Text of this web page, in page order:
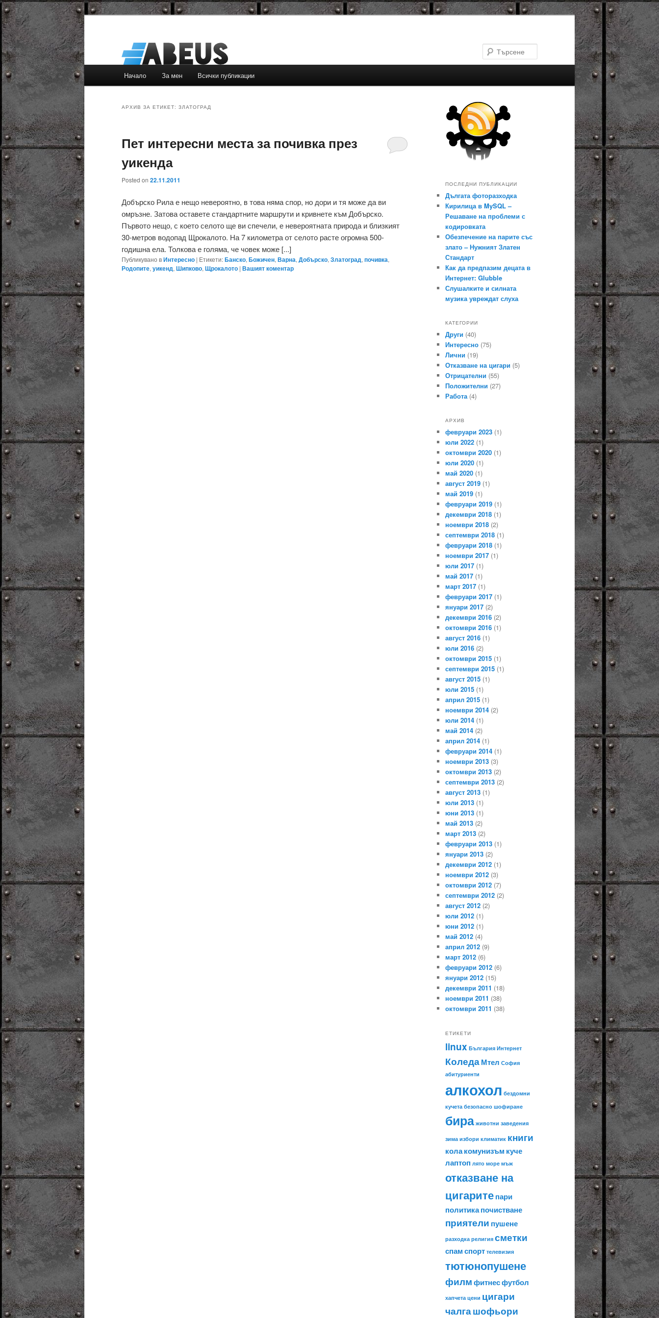
Към
Към
Начало За мен Всички публикации
АРХИВ ЗА ЕТИКЕТ: ЗЛАТОГРАД
Пет интересни места за почивка през
уикенда
Posted on 22.11.2011
Добърско Рила е нещо невероятно, в това няма спор, но дори и тя може да ви
омръзне. Затова oставете стандартните маршрути и кривнете към Добърско.
Първото нещо, с което селото ще ви спечели, е невероятната природа и близкият
30-метров водопад Щрокалото. На 7 километра от селото расте огромна 500-
годишна ела. Толкова е голяма, че човек може [...]
Публикувано вИнтересно | Етикети:Банско, Божичен, Варна, Добърско, Златоград, почивка,
Родопите, уикенд, Шипково, Щрокалото | Вашият коментар
ПОСЛЕДНИ ПУБЛИКАЦИИ
Дългата фоторазходка
Кирилица в MySQL –
Решаване на проблеми с
кодировката
Обезпечение на парите със
злато – Нужният Златен
Стандарт
Как да предпазим децата в
Интернет: Glubble
Слушалките и силната
музика увреждат слуха
КАТЕГОРИИ
Други (40)
Интересно (75)
Лични (19)
Отказване на цигари (5)
Отрицателни (55)
Положителни (27)
Работа(4)
АРХИВ
февруари 2023 (1)
юли 2022 (1)
октомври 2020 (1)
юли 2020 (1)
май 2020 (1)
август 2019 (1)
май 2019 (1)
февруари 2019 (1)
декември 2018 (1)
ноември 2018 (2)
септември 2018 (1)
февруари 2018 (1)
ноември 2017 (1)
юли 2017 (1)
май 2017 (1)
март 2017 (1)
февруари 2017 (1)
януари 2017 (2)
декември 2016 (2)
октомври 2016 (1)
август 2016 (1)
юли 2016 (2)
октомври 2015 (1)
септември 2015 (1)
август 2015 (1)
юли 2015 (1)
април 2015 (1)
ноември 2014 (2)
юли 2014 (1)
май 2014 (2)
април 2014 (1)
февруари 2014 (1)
ноември 2013 (3)
октомври 2013 (2)
септември 2013 (2)
август 2013 (1)
юли 2013 (1)
юни 2013 (1)
май 2013 (2)
март 2013 (2)
февруари 2013 (1)
януари 2013 (2)
декември 2012 (1)
ноември 2012 (3)
октомври 2012 (7)
септември 2012 (2)
август 2012 (2)
юли 2012 (1)
юни 2012 (1)
май 2012 (4)
април 2012 (9)
март 2012 (6)
февруари 2012 (6)
януари 2012 (15)
декември 2011 (18)
ноември 2011 (38)
октомври 2011 (38)
ЕТИКЕТИ
linux България Интернет
КоледаМтел София
абитуриенти
алкохол бездомни
кучета безопасно шофиране
бира животни заведения
зима избори климатик книги
колакомунизъм куче
лаптоп лято море мъж
отказване на
цигаритепари
политикапочистване
приятели пушене
разходка религия сметки
спамспорт телевизия
тютюнопушене
филмфитнесфутбол
хапчета цени цигари
чалгашофьори